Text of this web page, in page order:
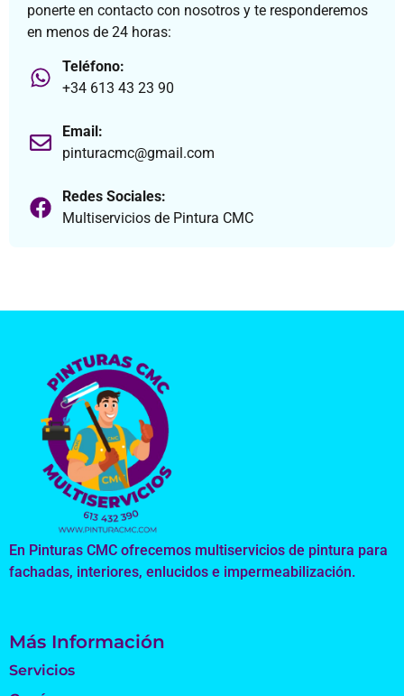
ponerte en contacto con nosotros y te responderemos
en menos de 24 horas:
Teléfono:
+34 613 43 23 90
Email:
pinturacmc@gmail.com
Redes Sociales:
Multiservicios de Pintura CMC
En Pinturas CMC ofrecemos multiservicios de pintura para
fachadas, interiores, enlucidos e impermeabilización.
Más Información
Servicios